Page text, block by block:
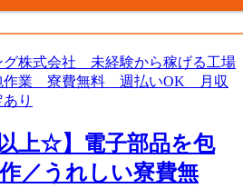
以上☆】電子部品を包
／うれしい寮費無